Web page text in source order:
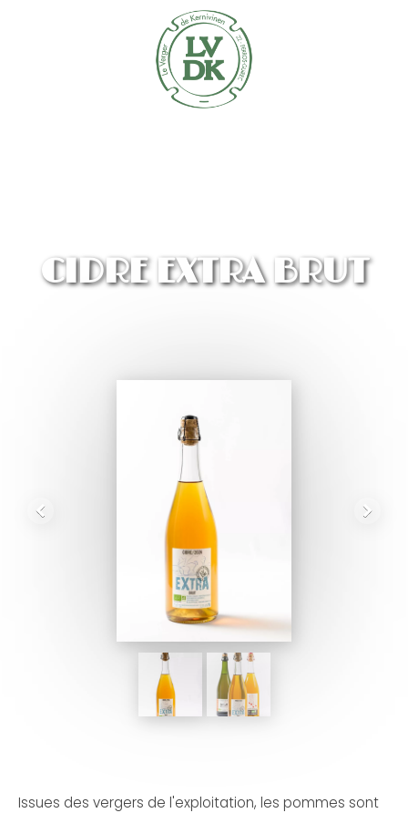
CIDRE EXTRA BRUT
Issues des vergers de l'exploitation, les pommes sont